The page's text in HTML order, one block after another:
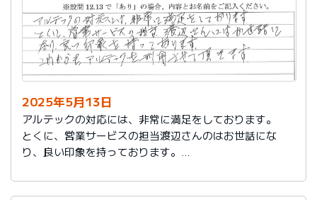
2025年5月13日
アルテックの対応には、非常に満足をしております。
とくに、営業サービスの担当渡辺さんのはお世話にな
り、良い印象を持っております。